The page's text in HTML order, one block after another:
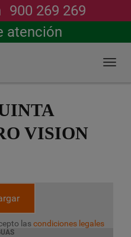
900 269 269
atención
Buscar
VISION
lascondiciones legales